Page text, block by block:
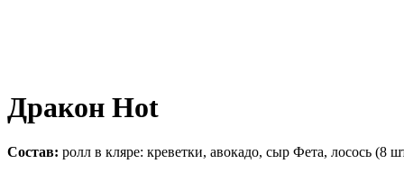
Дракон Hot
Состав: ролл в кляре: креветки, авокадо, сыр Фета, лосось (8